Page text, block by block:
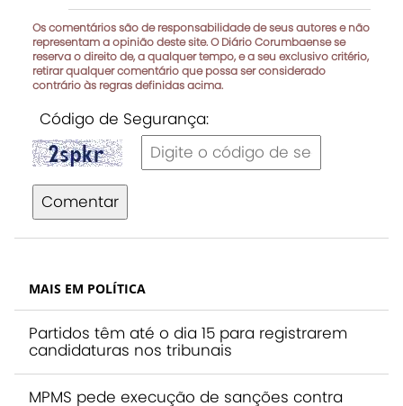
Os comentários são de responsabilidade de seus autores e não
representam a opinião deste site. O Diário Corumbaense se
reserva o direito de, a qualquer tempo, e a seu exclusivo critério,
retirar qualquer comentário que possa ser considerado
contrário às regras definidas acima.
Código de Segurança:
Comentar
MAIS EM POLÍTICA
Partidos têm até o dia 15 para registrarem
candidaturas nos tribunais
MPMS pede execução de sanções contra